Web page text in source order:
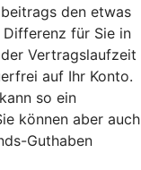
den etwas
für Sie in
Vertragslaufzeit
auf Ihr Konto.
so ein
können aber auch
Guthaben